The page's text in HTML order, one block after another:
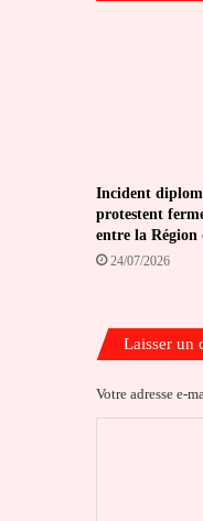
Incident
protestent
entre la
24/07/2026
Laisser un
Votre adresse e-